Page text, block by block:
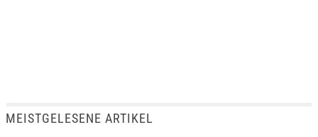
MEISTGELESENE ARTIKEL